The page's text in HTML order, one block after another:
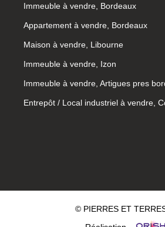
Immeuble à vendre, Bordeaux
Appartement à vendre, Bordeaux
Maison à vendre, Libourne
Immeuble à vendre, Izon
Immeuble à vendre, Artigues pres
Entrepôt / Local industriel à vendre,
© PIERRES ET